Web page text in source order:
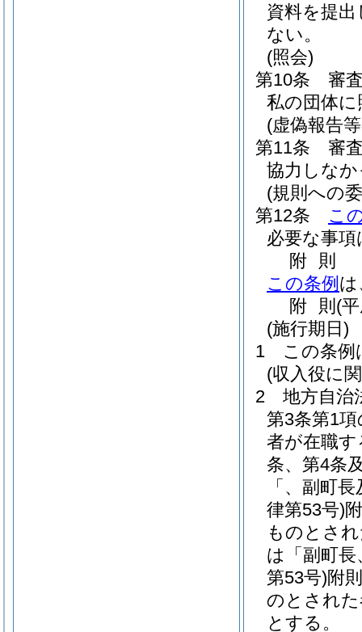
資料を提
ない。
(照会)
第10条
審
私の団体
(虚偽報告
第11条
審
協力しな
(規則への
第12条
こ
必要な事
附 則
この条例 は
附 則 (
(施行期日)
1
この条例
(収入役に
2
地方自治
第3条第1
者が在職
条、第4条
「、副町
律第53号)
ものとさ
は「副町
第53号)附
のとされ
とする。